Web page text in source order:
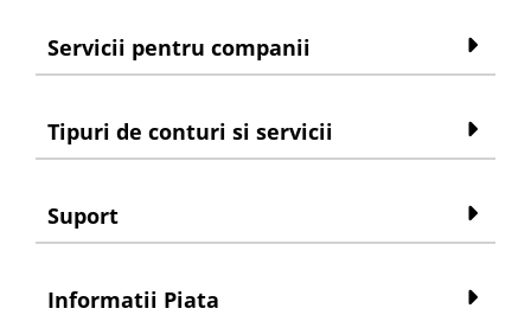
Servicii pentru companii
Tipuri de conturi si servicii
Suport
Informatii Piata